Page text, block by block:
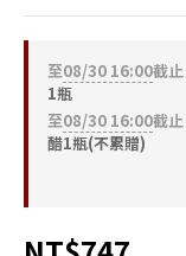
至08/30 16:00截止
1瓶
至08/30 16:00截止
醋1瓶(不累贈)